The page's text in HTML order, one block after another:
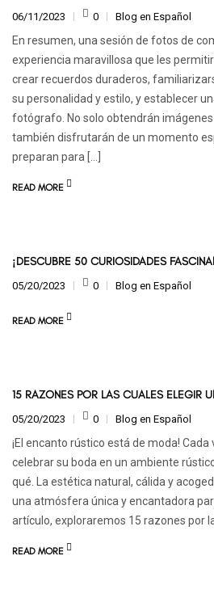
06/11/2023 0 Blog en Español
En resumen, una sesión de fotos de
experiencia maravillosa que les
crear recuerdos duraderos,
su personalidad y estilo, y establecer
fotógrafo. No solo obtendrán
también disfrutarán de un momento
preparan para […]
READ MORE
¡DESCUBRE 50 CURIOSIDADES
05/20/2023 0 Blog en Español
READ MORE
15 RAZONES POR LAS CUALES ELEGIR
05/20/2023 0 Blog en Español
¡El encanto rústico está de moda!
celebrar su boda en un ambiente
qué. La estética natural, cálida y
una atmósfera única y encantadora
artículo, exploraremos 15 razones por
READ MORE